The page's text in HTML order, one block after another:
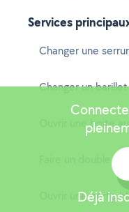
Services
Changer une
Changer un barillet
Ouvrir une boite
Faire un double
Ouvrir une porte
Déjà